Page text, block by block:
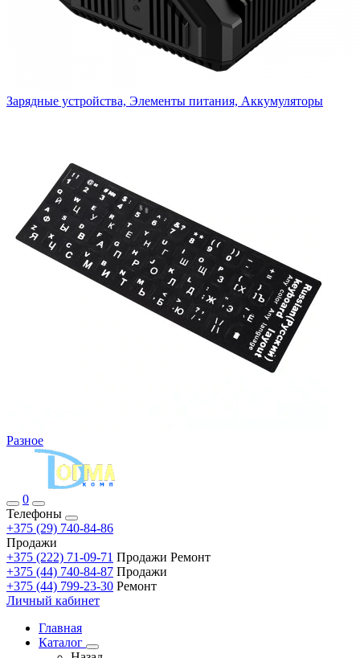
Зарядные устройства, Элементы питания, Аккумуляторы
Разное
0
Телефоны
+375 (29) 740-84-86
Продажи
+375 (222) 71-09-71 Продажи Ремонт
+375 (44) 740-84-87 Продажи
+375 (44) 799-23-30 Ремонт
Личный кабинет
Главная
Каталог